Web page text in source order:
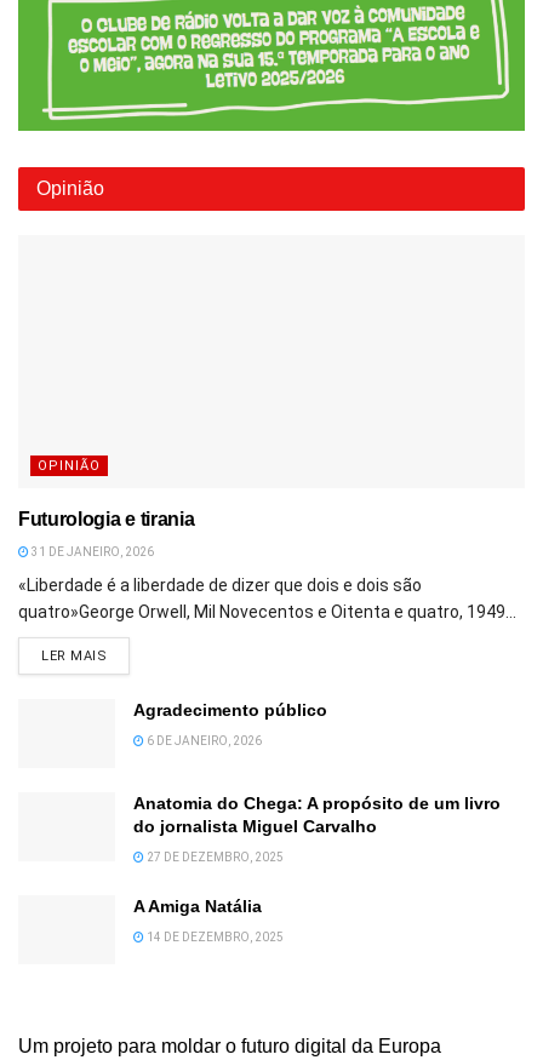
Opinião
OPINIÃO
Futurologia e tirania
31 DE JANEIRO, 2026
«Liberdade é a liberdade de dizer que dois e dois são
quatro»George Orwell, Mil Novecentos e Oitenta e quatro, 1949...
LER MAIS
Agradecimento público
6 DE JANEIRO, 2026
Anatomia do Chega: A propósito de um livro
do jornalista Miguel Carvalho
27 DE DEZEMBRO, 2025
A Amiga Natália
14 DE DEZEMBRO, 2025
Um projeto para moldar o futuro digital da Europa